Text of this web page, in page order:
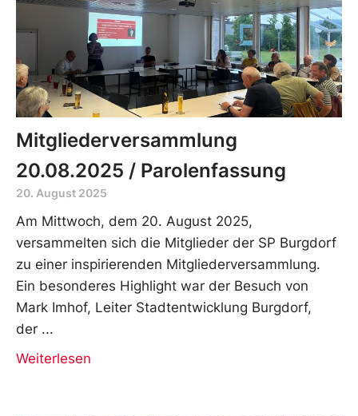
Mitgliederversammlung
20.08.2025 / Parolenfassung
20. August 2025
Am Mittwoch, dem 20. August 2025,
versammelten sich die Mitglieder der SP Burgdorf
zu einer inspirierenden Mitgliederversammlung.
Ein besonderes Highlight war der Besuch von
Mark Imhof, Leiter Stadtentwicklung Burgdorf,
der
Weiterlesen